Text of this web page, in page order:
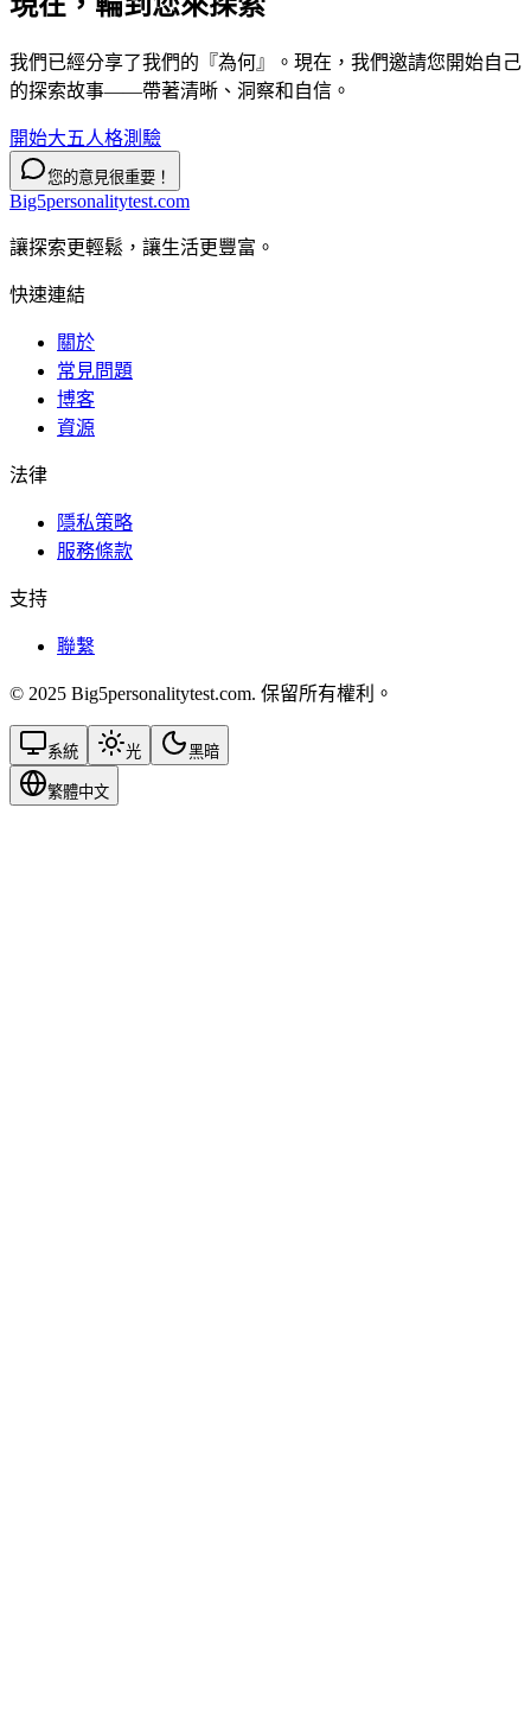
我們已經分享了我們的『為何』。現在，我們邀請您開始自己
的探索故事——帶著清晰、洞察和自信。
開始大五人格測驗
您的意見很重要！
Big5personalitytest.com
讓探索更輕鬆，讓生活更豐富。
快速連結
關於
常見問題
博客
資源
法律
隱私策略
服務條款
支持
聯繫
© 2025 Big5personalitytest.com. 保留所有權利。
系統 光 黑暗
繁體中文